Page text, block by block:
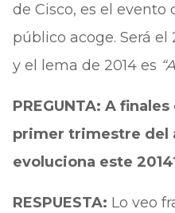
de Cisco, es el
público acoge. Será
y el lema de 2014 es
PREGUNTA: A
primer trimestre del
evoluciona este
RESPUESTA: Lo veo